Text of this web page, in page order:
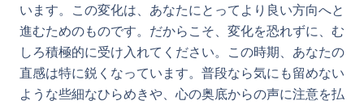
います。この変化は、あなたにとってより良い方向へと
進むためのものです。だからこそ、変化を恐れずに、む
しろ積極的に受け入れてください。この時期、あなたの
直感は特に鋭くなっています。普段なら気にも留めない
ような些細なひらめきや、心の奥底からの声に注意を払